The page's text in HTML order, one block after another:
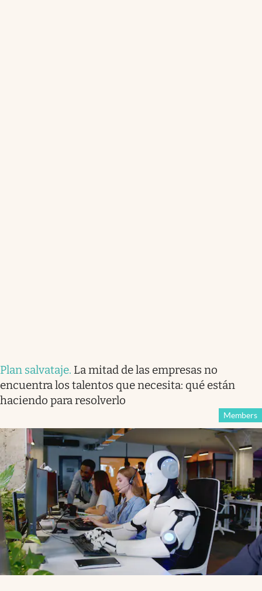
Plan salvataje. La mitad de las empresas no
encuentra los talentos que necesita: qué están
haciendo para resolverlo
Members